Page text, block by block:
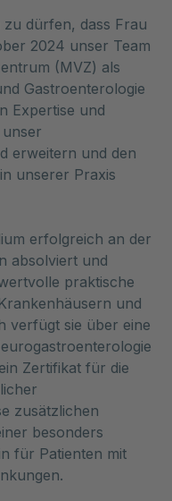
dürfen, dass Frau
2024 unser Team
(MVZ) als
Gastroenterologie
Expertise und
erweitern und den
unserer Praxis
erfolgreich an der
absolviert und
praktische
und
verfügt sie über eine
Zertifikat für die
zusätzlichen
besonders
für Patienten mit